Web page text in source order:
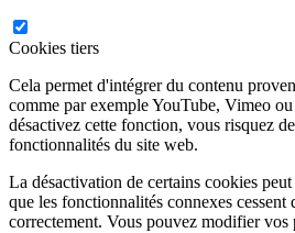
Cookies tiers
Cela permet d'intégrer du contenu
comme par exemple YouTube, Vimeo
désactivez cette fonction, vous risquez
fonctionnalités du site web.
La désactivation de certains cookies
que les fonctionnalités connexes cessent
correctement. Vous pouvez modifier vos